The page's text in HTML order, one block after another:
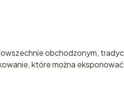
obchodzonym,
które można